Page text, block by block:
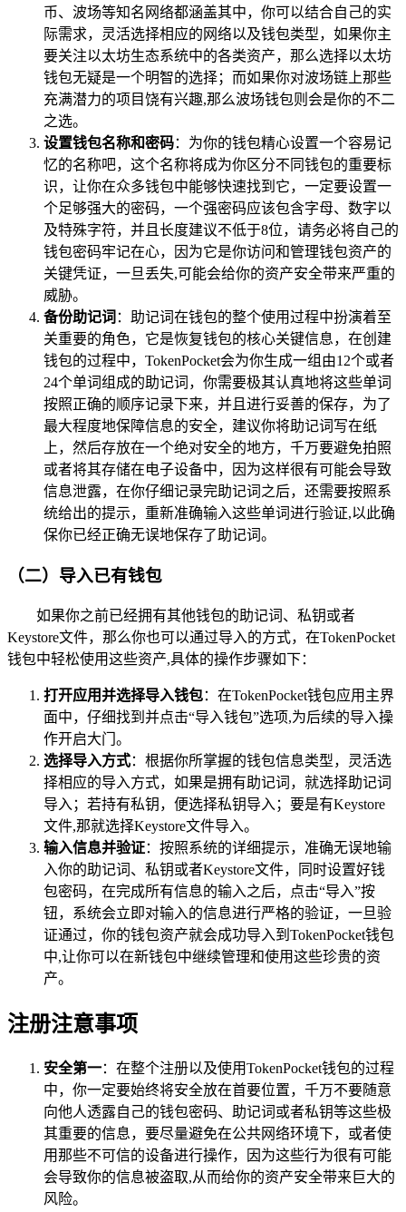
币、波场等知名网络都涵盖其中，你可以结合自己的实
际需求，灵活选择相应的网络以及钱包类型，如果你主
要关注以太坊生态系统中的各类资产，那么选择以太坊
钱包无疑是一个明智的选择；而如果你对波场链上那些
充满潜力的项目饶有兴趣,那么波场钱包则会是你的不二
之选。
设置钱包名称和密码：为你的钱包精心设置一个容易记
忆的名称吧，这个名称将成为你区分不同钱包的重要标
识，让你在众多钱包中能够快速找到它，一定要设置一
个足够强大的密码，一个强密码应该包含字母、数字以
及特殊字符，并且长度建议不低于8位，请务必将自己的
钱包密码牢记在心，因为它是你访问和管理钱包资产的
关键凭证，一旦丢失,可能会给你的资产安全带来严重的
威胁。
备份助记词 ：助记词在钱包的整个使用过程中扮演着至
关重要的角色，它是恢复钱包的核心关键信息，在创建
钱包的过程中，TokenPocket会为你生成一组由12个或者
24个单词组成的助记词，你需要极其认真地将这些单词
按照正确的顺序记录下来，并且进行妥善的保存，为了
最大程度地保障信息的安全，建议你将助记词写在纸
上，然后存放在一个绝对安全的地方，千万要避免拍照
或者将其存储在电子设备中，因为这样很有可能会导致
信息泄露，在你仔细记录完助记词之后，还需要按照系
统给出的提示，重新准确输入这些单词进行验证,以此确
保你已经正确无误地保存了助记词。
（二）导入已有钱包
如果你之前已经拥有其他钱包的助记词、私钥或者
Keystore文件，那么你也可以通过导入的方式，在TokenPocket
钱包中轻松使用这些资产,具体的操作步骤如下：
打开应用并选择导入钱包：在TokenPocket钱包应用主界
面中，仔细找到并点击“导入钱包”选项,为后续的导入操
作开启大门。
选择导入方式：根据你所掌握的钱包信息类型，灵活选
择相应的导入方式，如果是拥有助记词，就选择助记词
导入；若持有私钥，便选择私钥导入；要是有Keystore
文件,那就选择Keystore文件导入。
输入信息并验证：按照系统的详细提示，准确无误地输
入你的助记词、私钥或者Keystore文件，同时设置好钱
包密码，在完成所有信息的输入之后，点击“导入”按
钮，系统会立即对输入的信息进行严格的验证，一旦验
证通过，你的钱包资产就会成功导入到TokenPocket钱包
中,让你可以在新钱包中继续管理和使用这些珍贵的资
产。
注册注意事项
安全第一：在整个注册以及使用TokenPocket钱包的过程
中，你一定要始终将安全放在首要位置，千万不要随意
向他人透露自己的钱包密码、助记词或者私钥等这些极
其重要的信息，要尽量避免在公共网络环境下，或者使
用那些不可信的设备进行操作，因为这些行为很有可能
会导致你的信息被盗取,从而给你的资产安全带来巨大的
风险。